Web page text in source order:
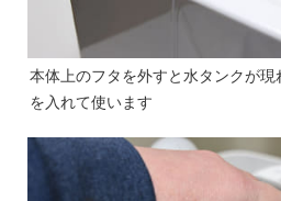
本体上のフタを外すと水タンクが
を入れて使います